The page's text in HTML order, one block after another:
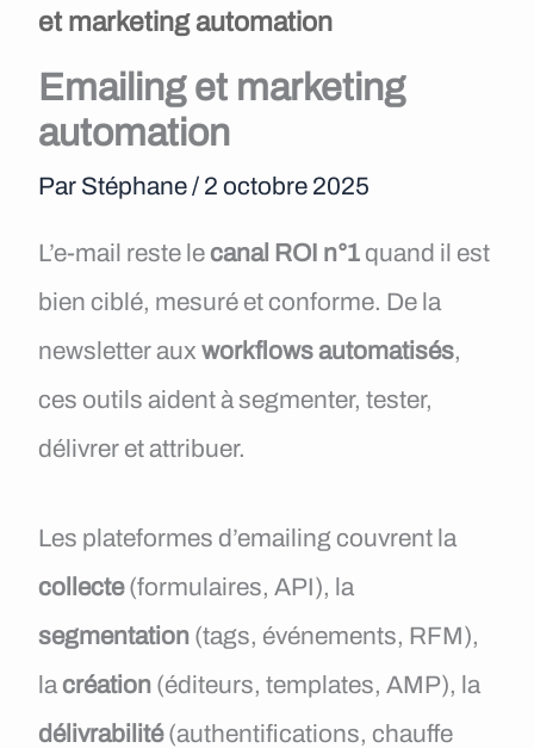
et marketing automation
Emailing et marketing
automation
Par Stéphane/ 2 octobre 2025
L’e-mail reste lecanal ROI n°1 quand il est
bien ciblé, mesuré et conforme. De la
newsletter aux workflows automatisés,
ces outils aident à segmenter, tester,
délivrer et attribuer.
Les plateformes d’emailing couvrent la
collecte(formulaires, API), la
segmentation (tags, événements, RFM),
lacréation (éditeurs, templates, AMP), la
délivrabilité(authentifications, chauffe